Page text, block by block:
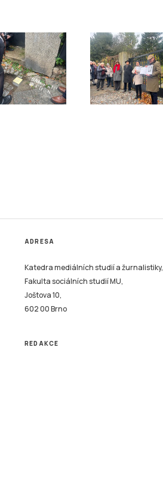
ADRESA
Katedra mediálních studií a žurnalistiky,
Fakulta sociálních studií MU,
Joštova 10,
602 00 Brno
REDAKCE